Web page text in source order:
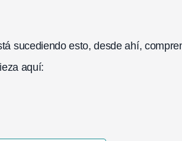
sucediendo esto, desde ahí,
aquí: